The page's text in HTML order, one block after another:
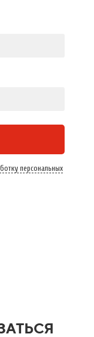
персональных